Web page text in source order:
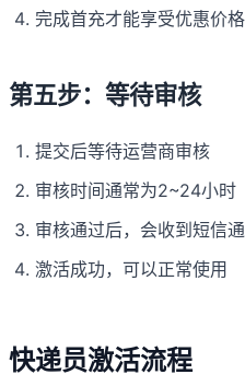
完成首充才能享受优惠价格
第五步：等待审核
提交后等待运营商审核
审核时间通常为2~24小时
审核通过后，会收到短信
激活成功，可以正常使用
快递员激活流程